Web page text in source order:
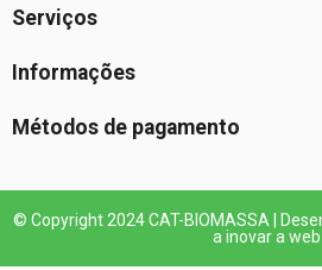
Serviços
Informações
Métodos de pagamento
© Copyright 2024 CAT-BIOMASSA |
a inovar a web